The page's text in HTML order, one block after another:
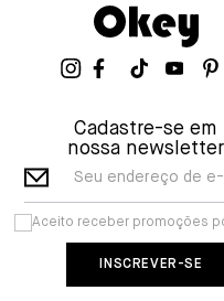
Cadastre-se em
nossa newsletter
Seu endereço de e-
Aceito receber promoções